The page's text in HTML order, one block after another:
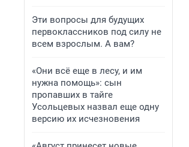
Эти вопросы для будущих
первоклассников под силу не
всем взрослым. А вам?
«Они всё еще в лесу, и им
нужна помощь»: сын
пропавших в тайге
Усольцевых назвал еще одну
версию их исчезновения